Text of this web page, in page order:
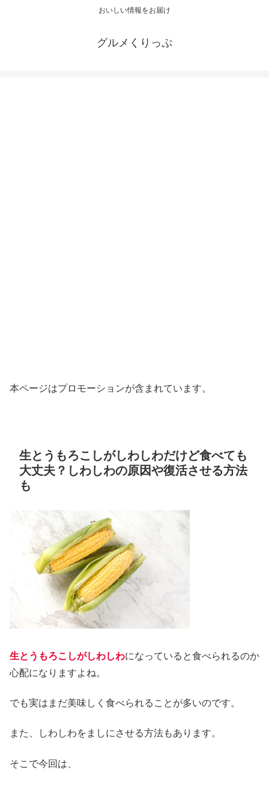
おいしい情報をお届け
グルメくりっぷ
本ページはプロモーションが含まれています。
生とうもろこしがしわしわだけど食べても
大丈夫？しわしわの原因や復活させる方法
も
生とうもろこしがしわしわになっていると食べられるのか
心配になりますよね。
でも実はまだ美味しく食べられることが多いのです。
また、しわしわをましにさせる方法もあります。
そこで今回は、